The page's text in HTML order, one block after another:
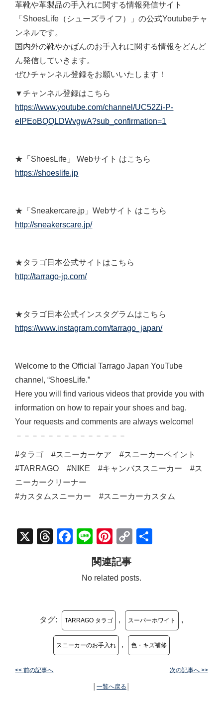
革靴や革製品の手入れに関する情報発信サイト
「ShoesLife（シューズライフ）」の公式Youtubeチャ
ンネルです。
国内外の靴やかばんのお手入れに関する情報をどんど
ん発信していきます。
ぜひチャンネル登録をお願いいたします！
▼チャンネル登録はこちら
https://www.youtube.com/channel/UC52Zi-P-
eIPEoBQQLDWvgwA?sub_confirmation=1
★「ShoesLife」 Webサイト はこちら
https://shoeslife.jp
★「Sneakercare.jp」Webサイト はこちら
http://sneakerscare.jp/
★タラゴ日本公式サイトはこちら
http://tarrago-jp.com/
★タラゴ日本公式インスタグラムはこちら
https://www.instagram.com/tarrago_japan/
Welcome to the Official Tarrago Japan YouTube
channel, “ShoesLife.”
Here you will find various videos that provide you with
information on how to repair your shoes and bag.
Your requests and comments are always welcome!
－－－－－－－－－－－－－－
#タラゴ #スニーカーケア #スニーカーペイント
#TARRAGO #NIKE #キャンバススニーカー #ス
ニーカークリーナー
#カスタムスニーカー #スニーカーカスタム
X Threads
Facebook
LinePinterest
Copy
関連記事
No related posts.
タグ: TARRAGO タラゴ , スーパーホワイト ,
スニーカーのお手入れ , 色・キズ補修
<< 前の記事へ 次の記事へ >>
一覧へ戻る